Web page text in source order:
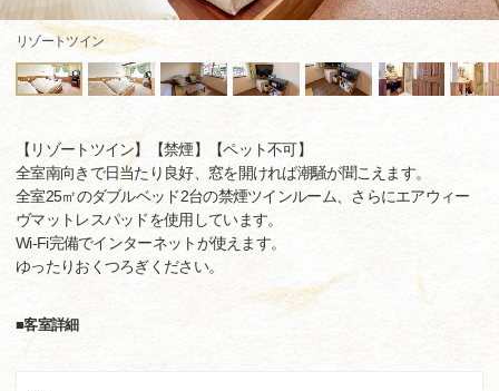
リゾートツイン
【リゾートツイン】【禁煙】【ペット不可】
全室南向きで日当たり良好、窓を開ければ潮騒が聞こえます。
全室25㎡のダブルベッド2台の禁煙ツインルーム、さらにエアウィー
ヴマットレスパッドを使用しています。
Wi-Fi完備でインターネットが使えます。
ゆったりおくつろぎください。
■客室詳細